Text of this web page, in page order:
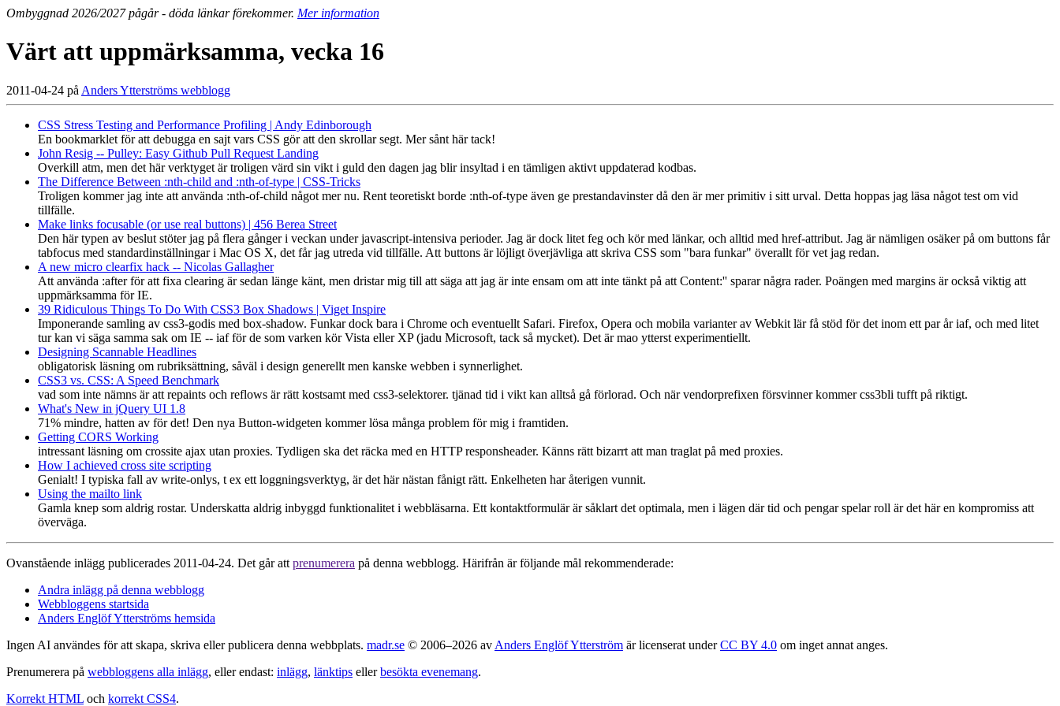
Ombyggnad 2026/2027 pågår - döda länkar förekommer. Mer information
Värt att uppmärksamma, vecka 16
2011-04-24 på Anders Ytterströms webblogg
CSS Stress Testing and Performance Profiling | Andy Edinborough
En bookmarklet för att debugga en sajt vars CSS gör att den skrollar segt. Mer sånt här tack!
John Resig -- Pulley: Easy Github Pull Request Landing
Overkill atm, men det här verktyget är troligen värd sin vikt i guld den dagen jag blir insyltad i en tämligen aktivt uppdaterad kodbas.
The Difference Between :nth-child and :nth-of-type | CSS-Tricks
Troligen kommer jag inte att använda :nth-of-child något mer nu. Rent teoretiskt borde :nth-of-type även ge prestandavinster då den är mer primitiv i sitt urval. Detta hoppas jag läsa något test om vid
tillfälle.
Make links focusable (or use real buttons) | 456 Berea Street
Den här typen av beslut stöter jag på flera gånger i veckan under javascript-intensiva perioder. Jag är dock litet feg och kör med länkar, och alltid med href-attribut. Jag är nämligen osäker på om buttons får
tabfocus med standardinställningar i Mac OS X, det får jag utreda vid tillfälle. Att buttons är löjligt överjävliga att skriva CSS som "bara funkar" överallt för vet jag redan.
A new micro clearfix hack -- Nicolas Gallagher
Att använda :after för att fixa clearing är sedan länge känt, men dristar mig till att säga att jag är inte ensam om att inte tänkt på att Content:'' sparar några rader. Poängen med margins är också viktig att
uppmärksamma för IE.
39 Ridiculous Things To Do With CSS3 Box Shadows | Viget Inspire
Imponerande samling av css3-godis med box-shadow. Funkar dock bara i Chrome och eventuellt Safari. Firefox, Opera och mobila varianter av Webkit lär få stöd för det inom ett par år iaf, och med litet
tur kan vi säga samma sak om IE -- iaf för de som varken kör Vista eller XP (jadu Microsoft, tack så mycket). Det är mao ytterst experimentiellt.
Designing Scannable Headlines
obligatorisk läsning om rubriksättning, såväl i design generellt men kanske webben i synnerlighet.
CSS3 vs. CSS: A Speed Benchmark
vad som inte nämns är att repaints och reflows är rätt kostsamt med css3-selektorer. tjänad tid i vikt kan alltså gå förlorad. Och när vendorprefixen försvinner kommer css3bli tufft på riktigt.
What's New in jQuery UI 1.8
71% mindre, hatten av för det! Den nya Button-widgeten kommer lösa många problem för mig i framtiden.
Getting CORS Working
intressant läsning om crossite ajax utan proxies. Tydligen ska det räcka med en HTTP responsheader. Känns rätt bizarrt att man traglat på med proxies.
How I achieved cross site scripting
Genialt! I typiska fall av write-onlys, t ex ett loggningsverktyg, är det här nästan fånigt rätt. Enkelheten har återigen vunnit.
Using the mailto link
Gamla knep som aldrig rostar. Underskatta aldrig inbyggd funktionalitet i webbläsarna. Ett kontaktformulär är såklart det optimala, men i lägen där tid och pengar spelar roll är det här en kompromiss att
överväga.
Ovanstående inlägg publicerades 2011-04-24. Det går att prenumerera på denna webblogg. Härifrån är följande mål rekommenderade:
Andra inlägg på denna webblogg
Webbloggens startsida
Anders Englöf Ytterströms hemsida
Ingen AI användes för att skapa, skriva eller publicera denna webbplats. madr.se © 2006–2026 av Anders Englöf Ytterström är licenserat underCC BY 4.0 om inget annat anges.
Prenumerera på webbloggens alla inlägg, eller endast: inlägg, länktips ellerbesökta evenemang.
Korrekt HTML och korrekt CSS4.